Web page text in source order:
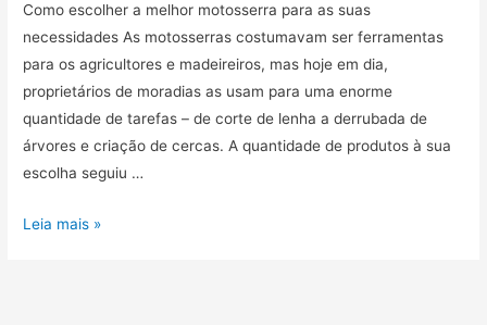
Como escolher a melhor motosserra para as suas
necessidades As motosserras costumavam ser ferramentas
para os agricultores e madeireiros, mas hoje em dia,
proprietários de moradias as usam para uma enorme
quantidade de tarefas – de corte de lenha a derrubada de
árvores e criação de cercas. A quantidade de produtos à sua
escolha seguiu …
Motosserras
Leia mais »